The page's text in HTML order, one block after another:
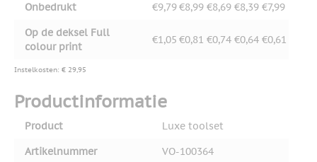
Onbedrukt €9,79€8,99 €8,69 €8,39 €7,99
Op de deksel Full
colour print
€1,05 €0,81 €0,74 €0,64 €0,61
Instelkosten: € 29,95
Productinformatie
Product
Luxe toolset
Artikelnummer
VO-100364